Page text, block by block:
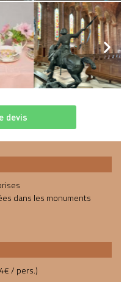
devis
dans les monuments
/ pers.)